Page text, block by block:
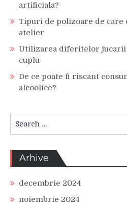
artificiala?
Tipuri de polizoare de care
atelier
Utilizarea diferitelor jucarii
cuplu
De ce poate fi riscant
alcoolice?
for:
Arhive
decembrie 2024
noiembrie 2024